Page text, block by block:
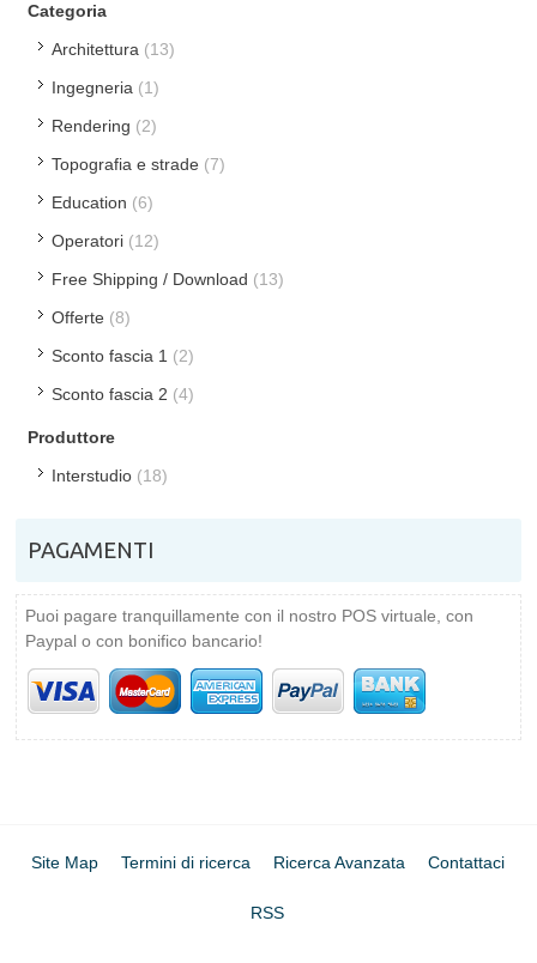
Categoria
Architettura (13)
Ingegneria (1)
Rendering (2)
Topografia e strade (7)
Education (6)
Operatori (12)
Free Shipping / Download (13)
Offerte (8)
Sconto fascia 1 (2)
Sconto fascia 2 (4)
Produttore
Interstudio (18)
PAGAMENTI
Puoi pagare tranquillamente con il nostro POS virtuale, con
Paypal o con bonifico bancario!
Site Map Termini di ricerca Ricerca Avanzata Contattaci
RSS